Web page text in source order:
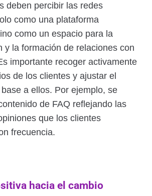
deben percibir las redes
como una plataforma
como un espacio para la
y la formación de relaciones con
importante recoger activamente
de los clientes y ajustar el
a ellos. Por ejemplo, se
de FAQ reflejando las
que los clientes
frecuencia.
hacia el cambio